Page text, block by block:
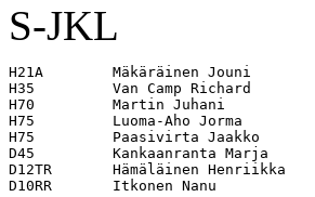
S-JKL
H21A        Mäkäräinen Jouni
H35         Van Camp Richard
H70         Martin Juhani
H75         Luoma-Aho Jorma
H75         Paasivirta Jaakko
D45         Kankaanranta Marja
D12TR       Hämäläinen Henriikka